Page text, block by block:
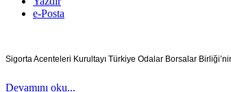
e-Posta
Sigorta Acenteleri Kurultayı Türkiye Odalar Borsalar
Devamını oku...